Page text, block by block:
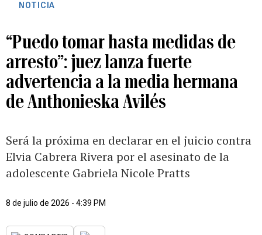
NOTICIA
“Puedo tomar hasta medidas de
arresto”: juez lanza fuerte
advertencia a la media hermana
de Anthonieska Avilés
Será la próxima en declarar en el juicio contra
Elvia Cabrera Rivera por el asesinato de la
adolescente Gabriela Nicole Pratts
8 de julio de 2026 - 4:39 PM